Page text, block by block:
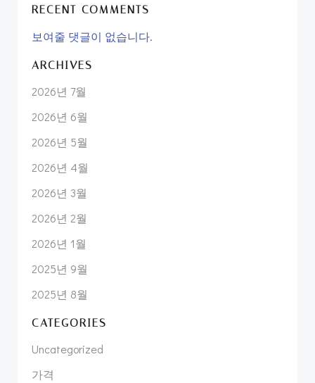
RECENT COMMENTS
보여줄 댓글이 없습니다.
ARCHIVES
2026년 7월
2026년 6월
2026년 5월
2026년 4월
2026년 3월
2026년 2월
2026년 1월
2025년 9월
2025년 8월
CATEGORIES
Uncategorized
가격